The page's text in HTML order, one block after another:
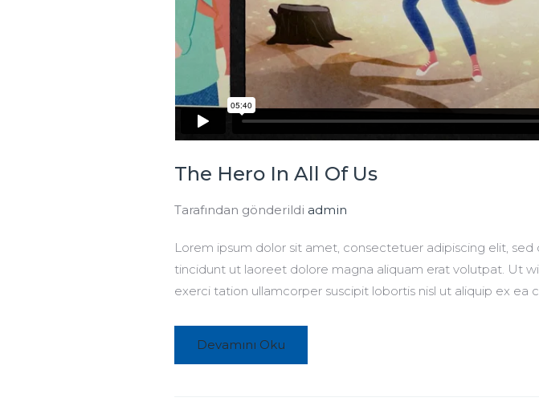
The Hero In All Of Us
Tarafından gönderildi admin
Lorem ipsum dolor sit amet, consectetuer adipiscing elit,
tincidunt ut laoreet dolore magna aliquam erat volutpat. Ut
exerci tation ullamcorper suscipit lobortis nisl ut aliquip ex ea
Devamını Oku